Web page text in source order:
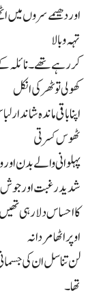
اور دھیمے سروں میں
تہہ و بالا
کر رہے تھے۔ نائلہ
کھولی تو ٹھرکی انکل
اپنا باقی ماندہ
ٹھوس کسرتی
پہلوانی والے بدن
شدید رغبت اور جوش
کا احساس دلا رہی
اوپر اٹھا مردانہ
لن تناسل ان کی
تھا۔